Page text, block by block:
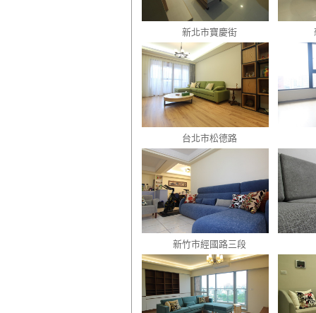
新北市寶慶街
台北市松德路
新竹市經國路三段